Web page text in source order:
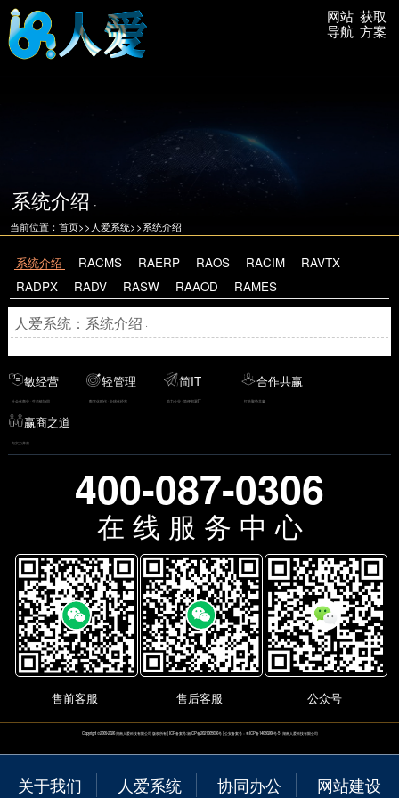
网站
导航
获取
方案
系统介绍 ·
当前位置：首页>> 人爱系统>>系统介绍
系统介绍 RACMS RAERP RAOS RACIM
RAVTX
RADPX
RADV RASW RAAOD RAMES
人爱系统：系统介绍 ·
敏经营
社会化商业 · 生态链协同
轻管理
数字化时代 · 全球化经营
简IT
助力企业 · 简便部署IT
合作共赢
打造聚势共赢
赢商之道
与实力并肩
400-087-0306
在 线 服 务 中 心
售前客服 售后客服 公众号
Copyright©2009-2026湖南人爱科技有限公司版权所有 | ICP备案号:湘ICP备2021005036号| 公安备案号：粤ICP备14050266号-5 |湖南人爱科技有限公司
关于我们 人爱系统 协同办公 网站建设